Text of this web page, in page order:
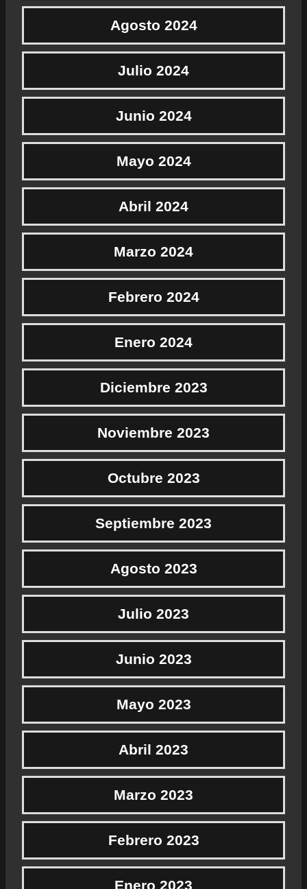
Agosto 2024
Julio 2024
Junio 2024
Mayo 2024
Abril 2024
Marzo 2024
Febrero 2024
Enero 2024
Diciembre 2023
Noviembre 2023
Octubre 2023
Septiembre 2023
Agosto 2023
Julio 2023
Junio 2023
Mayo 2023
Abril 2023
Marzo 2023
Febrero 2023
Enero 2023